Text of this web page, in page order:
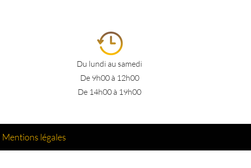
Du lundi au samedi
De 9h00 à 12h00
De 14h00 à 19h00
Mentions légales